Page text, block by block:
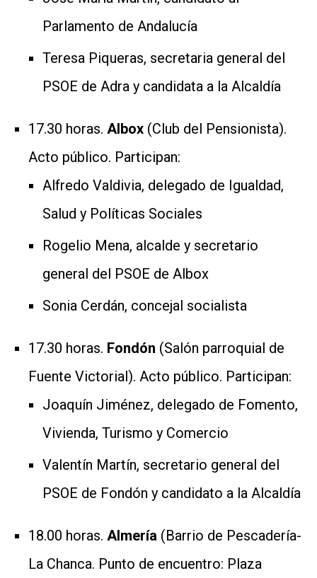
Parlamento de Andalucía
Teresa Piqueras, secretaria general del
PSOE de Adra y candidata a la Alcaldía
17.30 horas. Albox (Club del Pensionista).
Acto público. Participan:
Alfredo Valdivia, delegado de Igualdad,
Salud y Políticas Sociales
Rogelio Mena, alcalde y secretario
general del PSOE de Albox
Sonia Cerdán, concejal socialista
17.30 horas. Fondón (Salón parroquial de
Fuente Victorial). Acto público. Participan:
Joaquín Jiménez, delegado de Fomento,
Vivienda, Turismo y Comercio
Valentín Martín, secretario general del
PSOE de Fondón y candidato a la Alcaldía
18.00 horas. Almería (Barrio de Pescadería-
La Chanca. Punto de encuentro: Plaza